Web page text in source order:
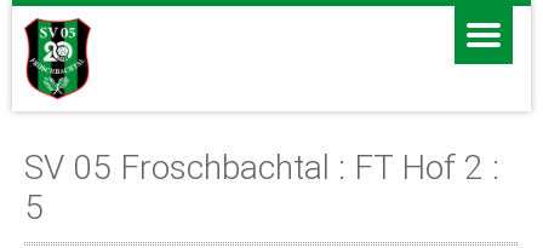
SV 05 Froschbachtal : FT Hof 2 :
5